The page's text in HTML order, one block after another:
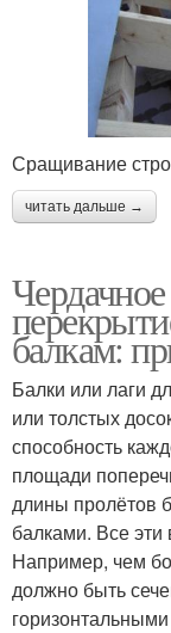
Сращивание
читать дальше →
балкам:
Балки или лаги
или толстых
способность
площади
длины пролётов
балками. Все
Например, чем
должно быть